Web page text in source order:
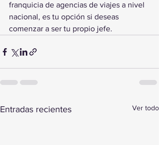
franquicia de agencias de viajes a nivel
nacional, es tu opción si deseas
comenzar a ser tu propio jefe.
Entradas recientes Ver todo